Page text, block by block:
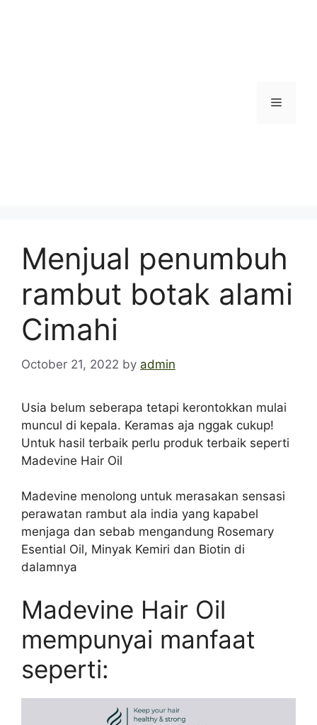
Menu
Menjual penumbuh
rambut botak alami
Cimahi
October 21, 2022 by admin
Usia belum seberapa tetapi kerontokkan mulai
muncul di kepala. Keramas aja nggak cukup!
Untuk hasil terbaik perlu produk terbaik seperti
Madevine Hair Oil
Madevine menolong untuk merasakan sensasi
perawatan rambut ala india yang kapabel
menjaga dan sebab mengandung Rosemary
Esential Oil, Minyak Kemiri dan Biotin di
dalamnya
Madevine Hair Oil
mempunyai manfaat
seperti: